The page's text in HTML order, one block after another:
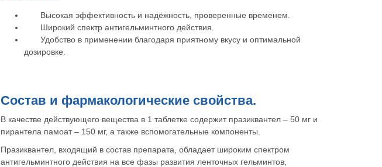
Высокая эффективность и надёжность, проверенные временем.
Широкий спектр антигельминтного действия.
Удобство в применении благодаря приятному вкусу и оптимальной
дозировке.
Состав и фармакологические свойства.
В качестве действующего вещества в 1 таблетке содержит празиквантел – 50 мг и
пирантела памоат – 150 мг, а также вспомогательные компоненты.
Празиквантел, входящий в состав препарата, обладает широким спектром
антигельминтного действия на все фазы развития ленточных гельминтов,